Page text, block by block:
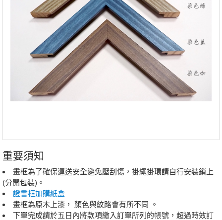
重要須知
畫框為了確保運送安全避免壓刮傷，掛繩掛環請自行安裝鎖上
(分開包裝)。
證書框加購紙盒
畫框為原木上漆， 顏色與紋路會有所不同 。
下單完成請於五日內將款項繳入訂單所列的帳號，超過時效訂